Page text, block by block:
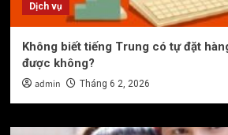
Dịch vụ
Không biết tiếng Trung có tự đặt
được không?
admin Tháng 6 2, 2026